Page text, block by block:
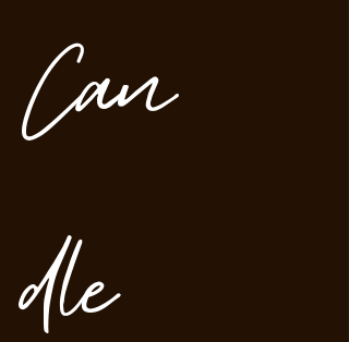
Can
dle